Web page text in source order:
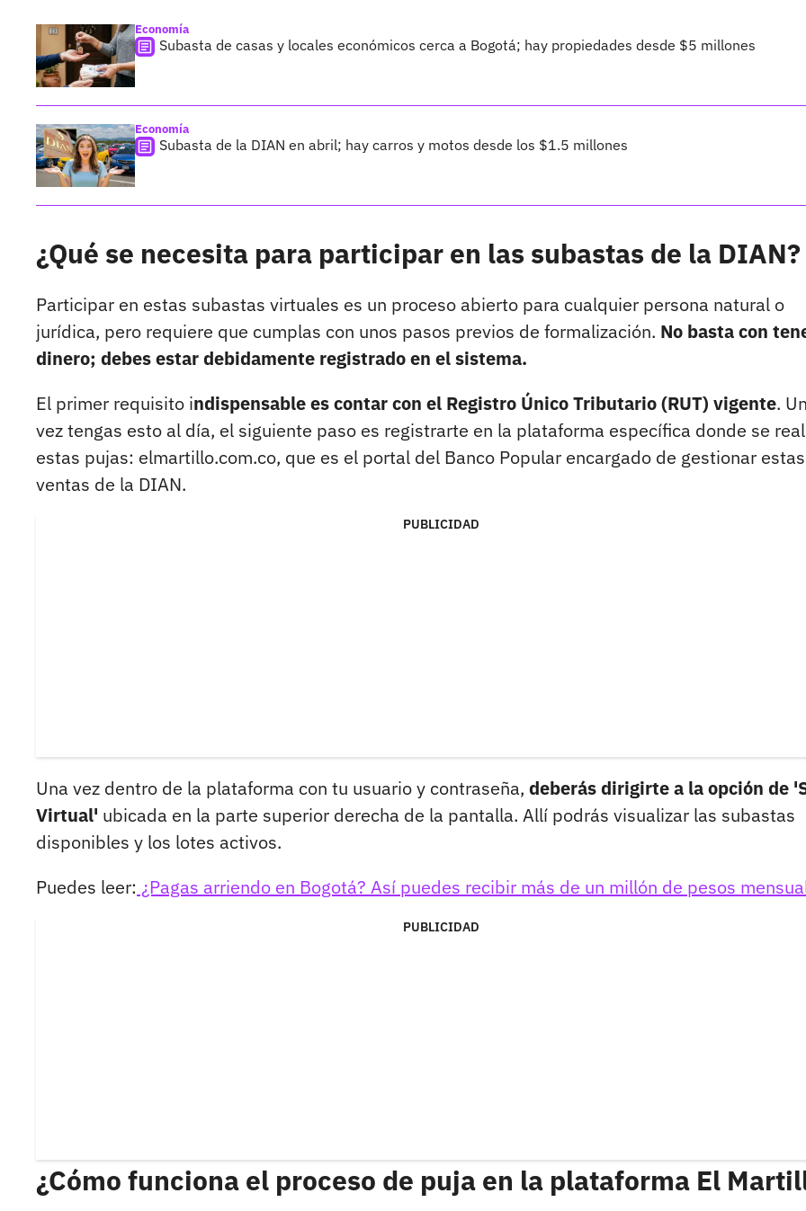
Economía
Subasta de casas y locales económicos cerca a Bogotá; hay propiedades desde $5 millones
Economía
Subasta de la DIAN en abril; hay carros y motos desde los $1.5 millones
¿Qué se necesita para participar en las subastas de la DIAN?
Participar en estas subastas virtuales es un proceso abierto para cualquier persona natural o
jurídica, pero requiere que cumplas con unos pasos previos de formalización. No basta con
dinero; debes estar debidamente registrado en el sistema.
El primer requisito indispensable es contar con el Registro Único Tributario (RUT) vigente.
vez tengas esto al día, el siguiente paso es registrarte en la plataforma específica donde se
estas pujas: elmartillo.com.co, que es el portal del Banco Popular encargado de gestionar estas
ventas de la DIAN.
PUBLICIDAD
Una vez dentro de la plataforma con tu usuario y contraseña, deberás dirigirte a la opción de
Virtual' ubicada en la parte superior derecha de la pantalla. Allí podrás visualizar las subastas
disponibles y los lotes activos.
Puedes leer: ¿Pagas arriendo en Bogotá? Así puedes recibir más de un millón de pesos
PUBLICIDAD
¿Cómo funciona el proceso de puja en la plataforma El